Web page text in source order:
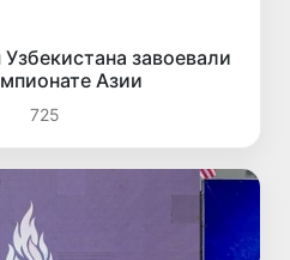
завоевали
Азии
725